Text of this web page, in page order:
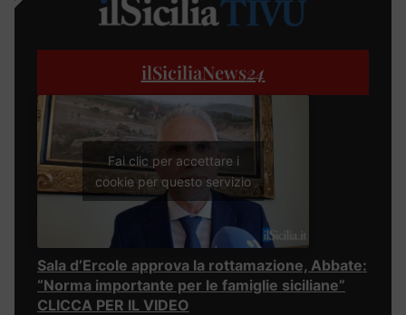
ilSiciliaNews24
Fai clic per accettare i
cookie per questo servizio
Sala d’Ercole approva la rottamazione, Abbate:
“Norma importante per le famiglie siciliane”
CLICCA PER IL VIDEO